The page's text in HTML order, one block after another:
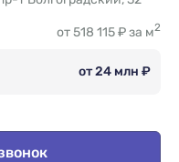
от 518 115 ₽ за м2
от 24 млн ₽